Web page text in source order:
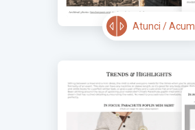
Atunci / Acum